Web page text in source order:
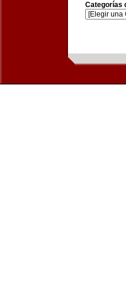
Categorías